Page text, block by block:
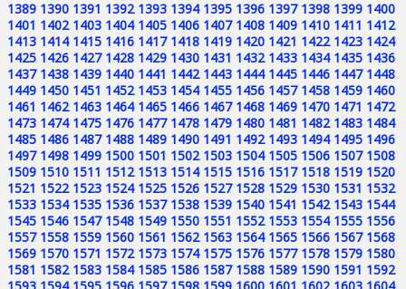
1389 1390 1391 1392 1393 1394 1395 1396 1397 1398 1399 1400
1401 1402 1403 1404 1405 1406 1407 1408 1409 1410 1411 1412
1413 1414 1415 1416 1417 1418 1419 1420 1421 1422 1423 1424
1425 1426 1427 1428 1429 1430 1431 1432 1433 1434 1435 1436
1437 1438 1439 1440 1441 1442 1443 1444 1445 1446 1447 1448
1449 1450 1451 1452 1453 1454 1455 1456 1457 1458 1459 1460
1461 1462 1463 1464 1465 1466 1467 1468 1469 1470 1471 1472
1473 1474 1475 1476 1477 1478 1479 1480 1481 1482 1483 1484
1485 1486 1487 1488 1489 1490 1491 1492 1493 1494 1495 1496
1497 1498 1499 1500 1501 1502 1503 1504 1505 1506 1507 1508
1509 1510 1511 1512 1513 1514 1515 1516 1517 1518 1519 1520
1521 1522 1523 1524 1525 1526 1527 1528 1529 1530 1531 1532
1533 1534 1535 1536 1537 1538 1539 1540 1541 1542 1543 1544
1545 1546 1547 1548 1549 1550 1551 1552 1553 1554 1555 1556
1557 1558 1559 1560 1561 1562 1563 1564 1565 1566 1567 1568
1569 1570 1571 1572 1573 1574 1575 1576 1577 1578 1579 1580
1581 1582 1583 1584 1585 1586 1587 1588 1589 1590 1591 1592